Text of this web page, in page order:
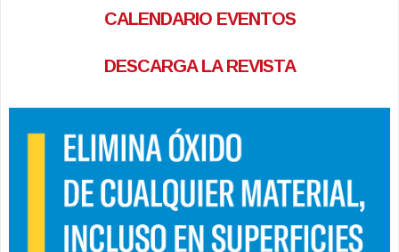
CALENDARIO EVENTOS
DESCARGA LA REVISTA